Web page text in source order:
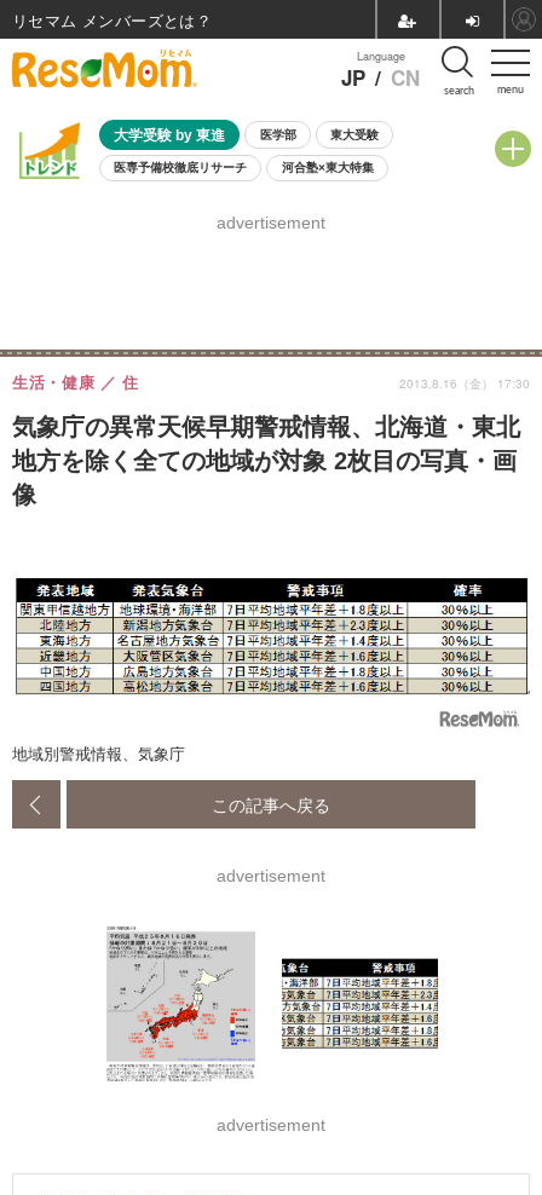
menu
Language
JP / CN search
大学受験 by 東進 医学部 東大受験
医専予備校徹底リサーチ 河合塾×東大特集
8月開催学校説明会・相談会
advertisement
気象庁の異常天候早期警戒情報、北海道・東北
地方を除く全ての地域が対象 2枚目の写真・画
像
生活・健康 住 2013.8.16（金） 17:30
地域別警戒情報、気象庁
この記事へ戻る
advertisement
advertisement
リセマム メンバーズ